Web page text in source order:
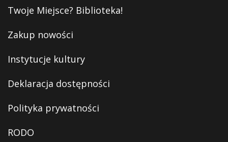
Twoje Miejsce? Biblioteka!
Zakup nowości
Instytucje kultury
Deklaracja dostępności
Polityka prywatności
RODO